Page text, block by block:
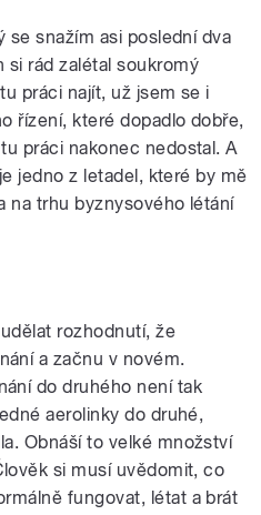
se snažím asi poslední dva
si rád zalétal soukromý
práci najít, už jsem se i
řízení, které dopadlo dobře,
práci nakonec nedostal. A
jedno z letadel, které by mě
na trhu byznysového létání
rozhodnutí, že
a začnu v novém.
do druhého není tak
aerolinky do druhé,
Obnáší to velké množství
si musí uvědomit, co
fungovat, létat a brát